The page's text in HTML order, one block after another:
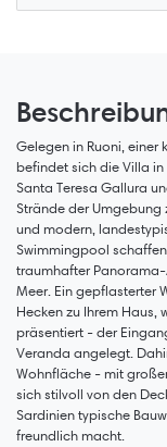
Gelegen in Ruoni, einer
befindet sich die Villa
Santa Teresa Gallura
Strände der Umgebung
und modern,
Swimmingpool
traumhafter
Meer. Ein gepflasterter
Hecken zu Ihrem
präsentiert - der
Veranda angelegt.
Wohnfläche - mit
sich stilvoll von den
Sardinien typische
freundlich macht.